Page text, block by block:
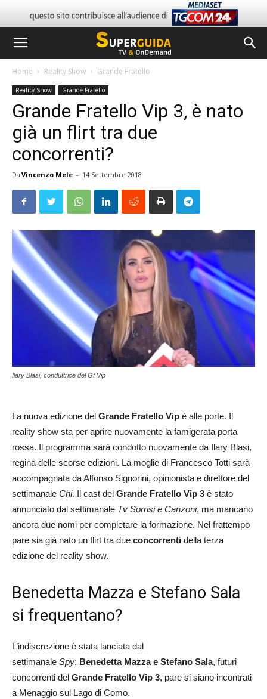
Home Reality Show Grande Fratello
Reality Show Grande Fratello
Grande Fratello Vip 3, è nato
già un flirt tra due
concorrenti?
Da Vincenzo Mele - 14 Settembre 2018
Ilary Blasi, conduttrice del Gf Vip
La nuova edizione del Grande Fratello Vip è alle porte. Il
reality show sta per aprire nuovamente la famigerata porta
rossa. Il programma sarà condotto nuovamente da Ilary Blasi,
regina delle scorse edizioni. La moglie di Francesco Totti sarà
accompagnata da Alfonso Signorini, opinionista e direttore del
settimanale Chi. Il cast del Grande Fratello Vip 3 è stato
annunciato dal settimanale Tv Sorrisi e Canzoni, ma mancano
ancora due nomi per completare la formazione. Nel frattempo
pare sia già nato un flirt tra due concorrenti della terza
edizione del reality show.
Benedetta Mazza e Stefano Sala
si frequentano?
L’indiscrezione è stata lanciata dal
settimanale Spy: Benedetta Mazza e Stefano Sala, futuri
concorrenti del Grande Fratello Vip 3, pare si siano incontrati
a Menaggio sul Lago di Como.